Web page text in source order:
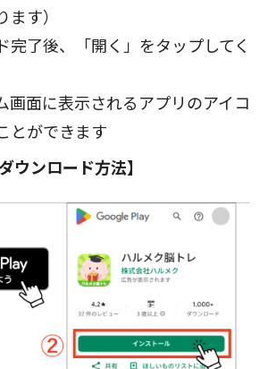
す）
完了後、「開く」をタップしてく
画面に表示されるアプリのアイコ
とができます
ウンロード方法】